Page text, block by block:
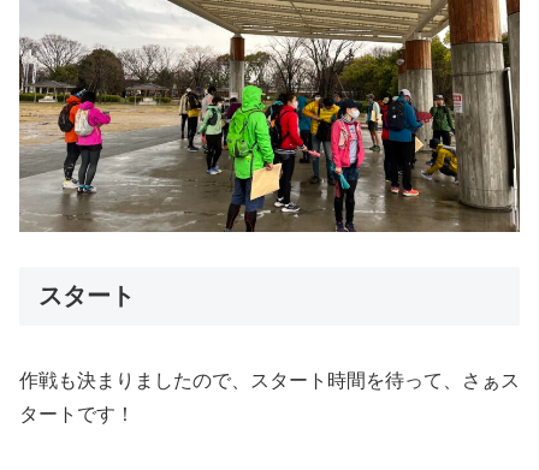
スタート
作戦も決まりましたので、スタート時間を待って、さぁス
タートです！